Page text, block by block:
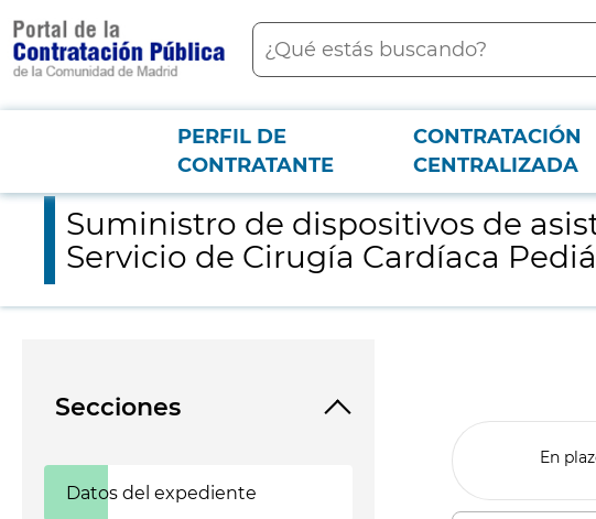
contenido
principal
Buscar
Menú PCON
PERFIL DE
CONTRATANTE
CONTRATACIÓN
CENTRALIZADA
Suministro de dispositivos de asistencia cardio-pulmonar y ventricular para
Suministro de dispositivos de
Servicio de Cirugía Cardíaca
Secciones
Datos del expediente
En